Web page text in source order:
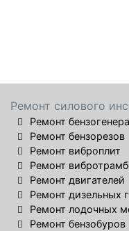
Ремонт силового
Ремонт
Ремонт бензорезов
Ремонт виброплит
Ремонт
Ремонт двигателей
Ремонт дизельных
Ремонт лодочных
Ремонт бензобуров